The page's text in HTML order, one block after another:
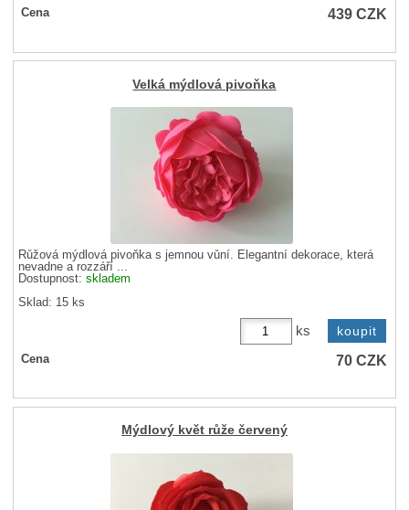
Cena 439CZK
Velká mýdlová pivoňka
Růžová mýdlová pivoňka s jemnou vůní. Elegantní dekorace, která
nevadne a rozzáří ...
Dostupnost:skladem
Sklad: 15 ks
ks
Cena 70CZK
Mýdlový květ růže červený